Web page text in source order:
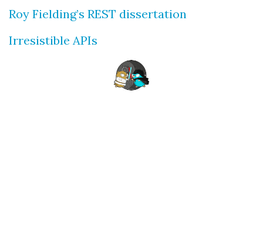
Roy Fielding’s REST dissertation
Irresistible APIs